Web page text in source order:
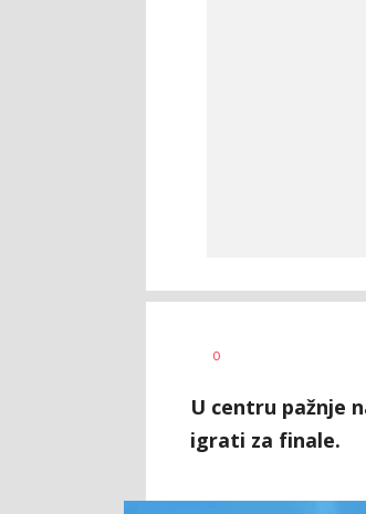
0
U centru pažnje
igrati za finale.